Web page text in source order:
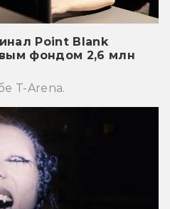
Point Blank
фондом 2,6 млн
T-Arena.